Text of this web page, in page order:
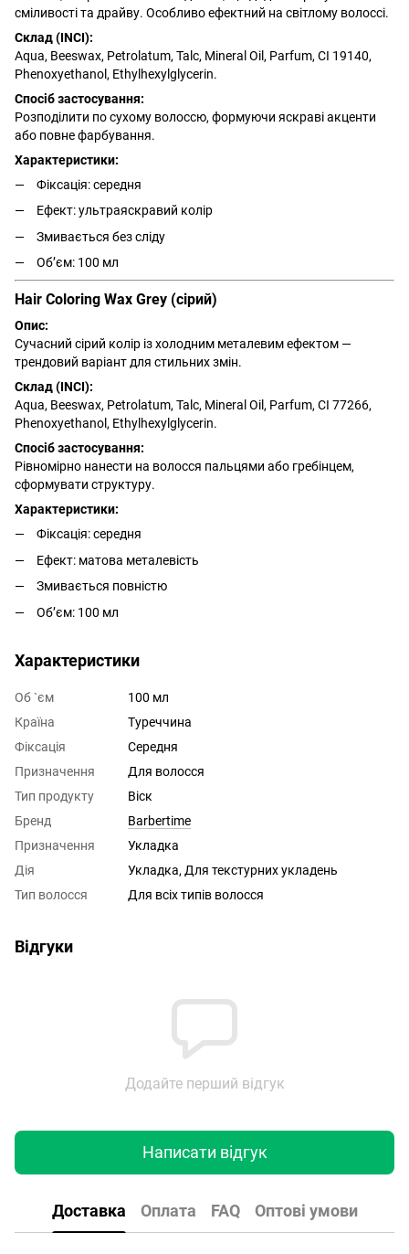
сміливості та драйву. Особливо ефектний на світлому волоссі.
Склад (INCI):
Aqua, Beeswax, Petrolatum, Talc, Mineral Oil, Parfum, CI 19140,
Phenoxyethanol, Ethylhexylglycerin.
Спосіб застосування:
Розподілити по сухому волоссю, формуючи яскраві акценти
або повне фарбування.
Характеристики:
Фіксація: середня
Ефект: ультраяскравий колір
Змивається без сліду
Обʼєм: 100 мл
Hair Coloring Wax Grey (сірий)
Опис:
Сучасний сірий колір із холодним металевим ефектом —
трендовий варіант для стильних змін.
Склад (INCI):
Aqua, Beeswax, Petrolatum, Talc, Mineral Oil, Parfum, CI 77266,
Phenoxyethanol, Ethylhexylglycerin.
Спосіб застосування:
Рівномірно нанести на волосся пальцями або гребінцем,
сформувати структуру.
Характеристики:
Фіксація: середня
Ефект: матова металевість
Змивається повністю
Обʼєм: 100 мл
Характеристики
Об `єм
100 мл
Країна
Туреччина
Фіксація
Середня
Призначення
Для волосся
Тип продукту
Віск
Бренд
Barbertime
Призначення
Укладка
Дія
Укладка, Для текстурних укладень
Тип волосся
Для всіх типів волосся
Відгуки
Додайте перший відгук
Написати відгук
Доставка Оплата FAQ Оптові умови